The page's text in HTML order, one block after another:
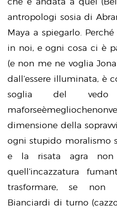
antropologi sosia di
Maya a spiegarlo.
in noi, e ogni cosa ci è
(e non me ne voglia
dall’essere illuminata, è
soglia del
dimensione della
ogni stupido moralismo
e la risata agra
quell’incazzatura
trasformare, se non
Bianciardi di turno